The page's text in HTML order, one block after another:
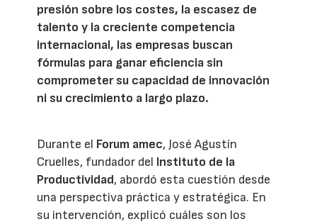
presión sobre los costes, la escasez de
talento y la creciente competencia
internacional, las empresas buscan
fórmulas para ganar eficiencia sin
comprometer su capacidad de innovación
ni su crecimiento a largo plazo.
Durante el Forum amec, José Agustín
Cruelles, fundador del Instituto de la
Productividad, abordó esta cuestión desde
una perspectiva práctica y estratégica. En
su intervención, explicó cuáles son los